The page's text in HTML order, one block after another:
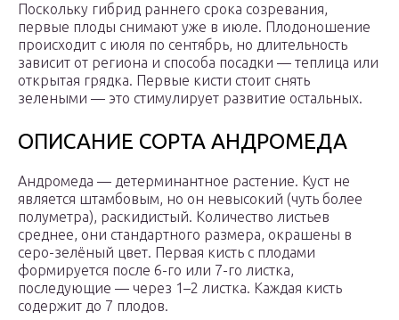
Поскольку гибрид раннего срока созревания,
первые плоды снимают уже в июле. Плодоношение
происходит с июля по сентябрь, но длительность
зависит от региона и способа посадки — теплица или
открытая грядка. Первые кисти стоит снять
зелеными — это стимулирует развитие остальных.
ОПИСАНИЕ СОРТА АНДРОМЕДА
Андромеда — детерминантное растение. Куст не
является штамбовым, но он невысокий (чуть более
полуметра), раскидистый. Количество листьев
среднее, они стандартного размера, окрашены в
серо-зелёный цвет. Первая кисть с плодами
формируется после 6-го или 7-го листка,
последующие — через 1–2 листка. Каждая кисть
содержит до 7 плодов.